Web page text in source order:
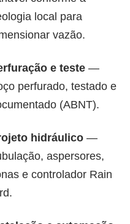
local para
vazão.
e teste —
perfurado, testado e
(ABNT).
hidráulico —
aspersores,
e controlador Rain